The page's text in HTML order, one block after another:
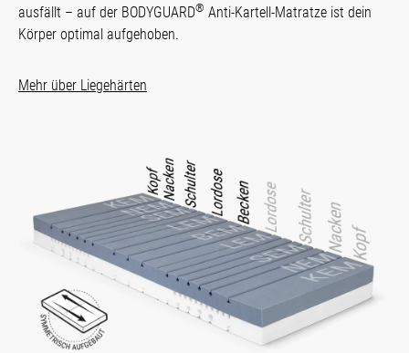
ausfällt – auf der BODYGUARD® Anti-Kartell-Matratze ist dein
Körper optimal aufgehoben.
Mehr über Liegehärten